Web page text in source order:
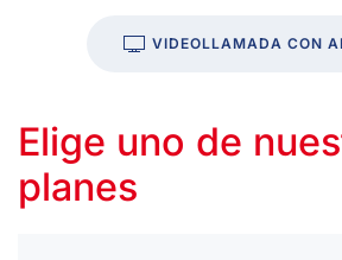
VIDEOLLAMADA CON
Elige uno de
planes